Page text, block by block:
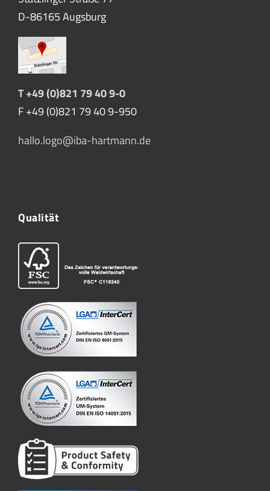
D-86165 Augsburg
T +49 (0)821 79 40 9-0
F +49 (0)821 79 40 9-950
hallo.logo@iba-hartmann.de
Qualität